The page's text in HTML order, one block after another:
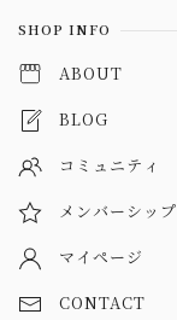
SHOP INFO
ABOUT
BLOG
コミュニティ
メンバーシップ
マイページ
CONTACT